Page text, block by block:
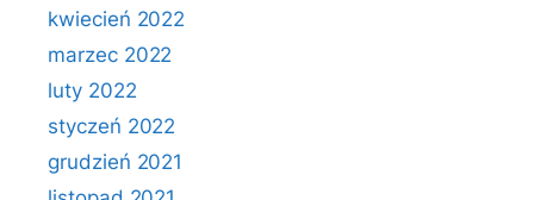
kwiecień 2022
marzec 2022
luty 2022
styczeń 2022
grudzień 2021